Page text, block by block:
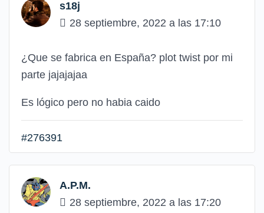
s18j
28 septiembre, 2022 a las 17:10
¿Que se fabrica en España? plot twist por mi
parte jajajajaa
Es lógico pero no habia caido
#276391
A.P.M.
28 septiembre, 2022 a las 17:20